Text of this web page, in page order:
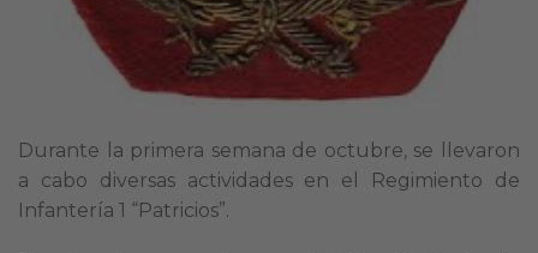
Durante la primera semana de octubre, se llevaron
a cabo diversas actividades en el Regimiento de
Infantería 1 “Patricios”.